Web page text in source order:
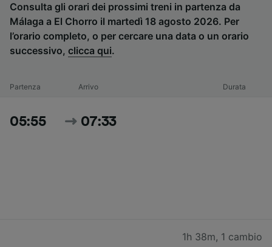
Consulta gli orari dei prossimi treni in partenza da
Málaga a El Chorro il martedì 18 agosto 2026. Per
l’orario completo, o per cercare una data o un orario
successivo, clicca qui.
Partenza Arrivo Durata
05:55 07:33
1h 38m, 1 cambio